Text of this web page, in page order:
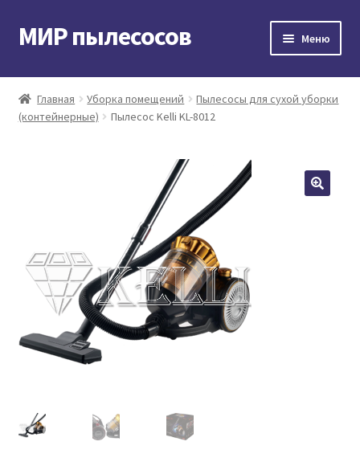
Перейти
к
Перейти
к
МИР пылесосов Меню
Главная
Мой аккаунт
Главная Уборка помещений
Пылесосы для сухой уборки
(контейнерные)
Пылесос Kelli KL-8012